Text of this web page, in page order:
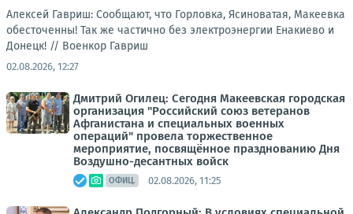
Алексей Гавриш: Сообщают, что Горловка, Ясиноватая, Макеевка
обесточенны! Так же частично без электроэнергии Енакиево и
Донецк! // Военкор Гавриш
02.08.2026, 12:27
Дмитрий Огилец: Сегодня Макеевская городская
организация "Российский союз ветеранов
Афганистана и специальных военных
операций" провела торжественное
мероприятие, посвящённое празднованию Дня
Воздушно-десантных войск
ОФИЦ. 02.08.2026, 11:25